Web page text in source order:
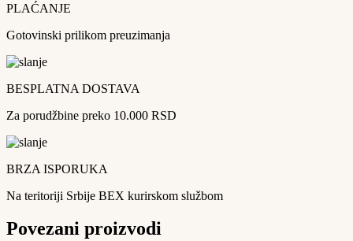
PLAĆANJE
Gotovinski prilikom preuzimanja
BESPLATNA DOSTAVA
Za porudžbine preko 10.000 RSD
BRZA ISPORUKA
Na teritoriji Srbije BEX kurirskom službom
Povezani proizvodi